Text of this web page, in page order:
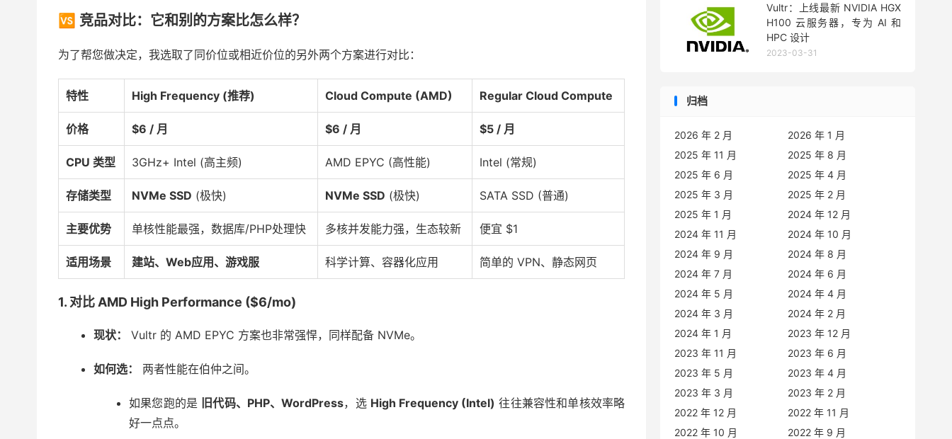
🆚 竞品对比：它和别的方案比怎么样？
为了帮您做决定，我选取了同价位或相近价位的另外两个方案进行对比：
特性 High Frequency (推荐) Cloud Compute (AMD) Regular Cloud Compute
价格 $6 / 月 $6 / 月 $5 / 月
CPU 类型 3GHz+ Intel (高主频) AMD EPYC (高性能) Intel (常规)
存储类型 NVMe SSD (极快) NVMe SSD (极快) SATA SSD (普通)
主要优势 单核性能最强，数据库/PHP处理快 多核并发能力强，生态较新 便宜 $1
适用场景 建站、Web应用、游戏服 科学计算、容器化应用 简单的 VPN、静态网页
1. 对比 AMD High Performance ($6/mo)
现状： Vultr 的 AMD EPYC 方案也非常强悍，同样配备 NVMe。
如何选： 两者性能在伯仲之间。
如果您跑的是 旧代码、PHP、WordPress，选 High Frequency (Intel) 往往兼容性和单核效率略
好一点点。
Vultr：上线最新 NVIDIA HGX
H100 云服务器，专为 AI 和
HPC 设计
2023-03-31
归档
2026 年 2 月
2026 年 1 月
2025 年 11 月
2025 年 8 月
2025 年 6 月
2025 年 4 月
2025 年 3 月
2025 年 2 月
2025 年 1 月
2024 年 12 月
2024 年 11 月
2024 年 10 月
2024 年 9 月
2024 年 8 月
2024 年 7 月
2024 年 6 月
2024 年 5 月
2024 年 4 月
2024 年 3 月
2024 年 2 月
2024 年 1 月
2023 年 12 月
2023 年 11 月
2023 年 6 月
2023 年 5 月
2023 年 4 月
2023 年 3 月
2023 年 2 月
2022 年 12 月
2022 年 11 月
2022 年 10 月
2022 年 9 月